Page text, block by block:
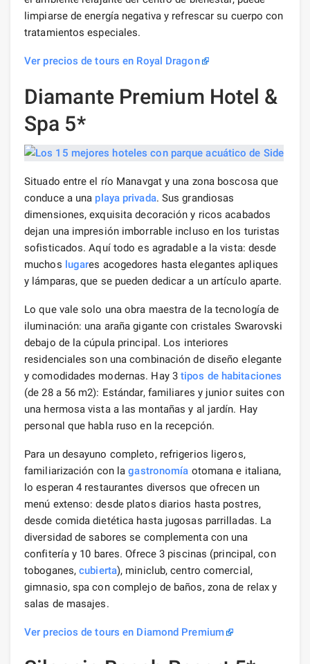
limpiarse de energía negativa y refrescar su cuerpo con
tratamientos especiales.
Ver precios de tours en Royal Dragon
Diamante Premium Hotel &
Spa 5*
Situado entre el río Manavgat y una zona boscosa que
conduce a una playa privada. Sus grandiosas
dimensiones, exquisita decoración y ricos acabados
dejan una impresión imborrable incluso en los turistas
sofisticados. Aquí todo es agradable a la vista: desde
muchos lugares acogedores hasta elegantes apliques
y lámparas, que se pueden dedicar a un artículo aparte.
Lo que vale solo una obra maestra de la tecnología de
iluminación: una araña gigante con cristales Swarovski
debajo de la cúpula principal. Los interiores
residenciales son una combinación de diseño elegante
y comodidades modernas. Hay 3tipos de habitaciones
(de 28 a 56 m2): Estándar, familiares y junior suites con
una hermosa vista a las montañas y al jardín. Hay
personal que habla ruso en la recepción.
Para un desayuno completo, refrigerios ligeros,
familiarización con lagastronomía otomana e italiana,
lo esperan 4 restaurantes diversos que ofrecen un
menú extenso: desde platos diarios hasta postres,
desde comida dietética hasta jugosas parrilladas. La
diversidad de sabores se complementa con una
confitería y 10 bares. Ofrece 3 piscinas (principal, con
toboganes,cubierta), miniclub, centro comercial,
gimnasio, spa con complejo de baños, zona de relax y
salas de masajes.
Ver precios de tours en Diamond Premium